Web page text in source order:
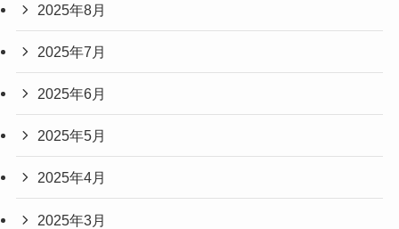
2025年8月
2025年7月
2025年6月
2025年5月
2025年4月
2025年3月